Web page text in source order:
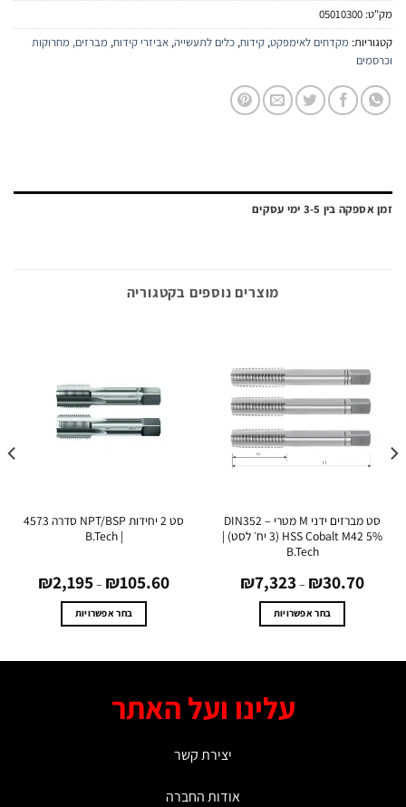
מקדחים לאימפקט, קידוח,כלים לתעשייה,אביזרי קידוח,מברזים, מחרוקות
5 ימי עסקים
מוצרים נוספים בקטגוריה
סט מברזים ידני M מטרי DIN352 –
HSS Cobalt M42 5% (3 יח׳ לסט) |
₪
–
₪7,323 מחירים:
עד
בחר אפשרויות
סט 2 יחידות NPT/BSP סדרה 4573
₪105.60
–
₪2,195 מחירים:
עד
בחר אפשרויות
סוגים. עלינו ועל האתר
יצירת קשר
אודות החברה